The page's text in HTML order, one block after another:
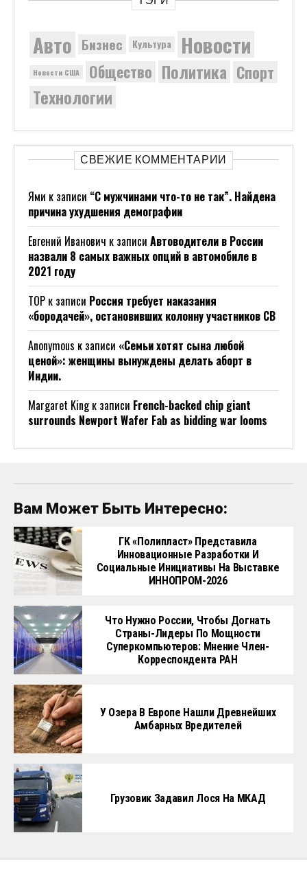
Авто Бизнес Культура Новости
Новости США Общество Политика Спорт
Технологии
СВЕЖИЕ КОММЕНТАРИИ
Ями к записи “С мужчинами что-то не так”. Найдена
причина ухудшения демографии
Евгений Иванович к записи Автоводители в России
назвали 8 самых важных опций в автомобиле в
2021 году
ТОР к записи Россия требует наказания
«бородачей», остановивших колонну участников СВ
Anonymous к записи «Семьи хотят сына любой
ценой»: женщины вынуждены делать аборт в
Индии.
Margaret Kingк записи French-backed chip giant
surrounds Newport Wafer Fab as bidding war looms
Вам Может Быть Интересно:
ГК «Полипласт» Представила
Инновационные Разработки И
Социальные Инициативы На Выставке
ИННОПРОМ-2026
Что Нужно России, Чтобы Догнать
Страны-Лидеры По Мощности
Суперкомпьютеров: Мнение Член-
Корреспондента РАН
У Озера В Европе Нашли Древнейших
Амбарных Вредителей
Грузовик Задавил Лося На МКАД